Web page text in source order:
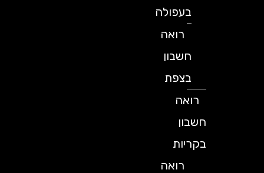
בעפולה
רואה
חשבון
בצפת
רואה
חשבון
בקריות
רואה